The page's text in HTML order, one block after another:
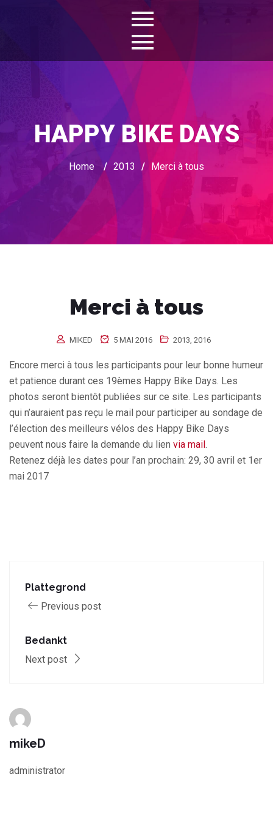
HAPPY BIKE DAYS
Home / 2013 / Merci à tous
Merci à tous
MIKED 5 MAI 2016 2013, 2016
Encore merci à tous les participants pour leur bonne humeur
et patience durant ces 19èmes Happy Bike Days. Les
photos seront bientôt publiées sur ce site. Les participants
qui n’auraient pas reçu le mail pour participer au sondage de
l’élection des meilleurs vélos des Happy Bike Days
peuvent nous faire la demande du lien via mail.
Retenez déjà les dates pour l’an prochain: 29, 30 avril et 1er
mai 2017
Plattegrond
Previous post
Bedankt
Next post
mikeD
administrator